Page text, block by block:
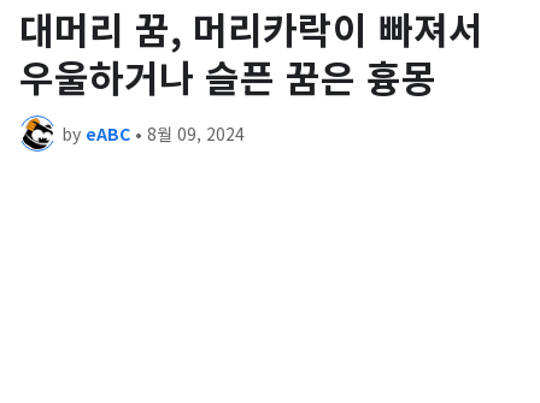
대머리 꿈, 머리카락이 빠져서
우울하거나 슬픈 꿈은 흉몽
by eABC • 8월 09, 2024